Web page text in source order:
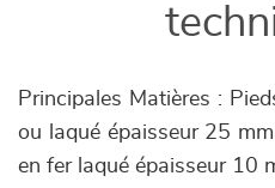
Principales Matières :
ou laqué épaisseur 25
en fer laqué épaisseur 10